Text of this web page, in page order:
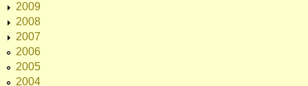
2009
2008
2007
2006
2005
2004